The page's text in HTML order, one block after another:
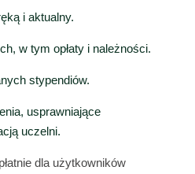
i aktualny.
w tym opłaty i należności.
stypendiów.
usprawniające
uczelni.
dla użytkowników